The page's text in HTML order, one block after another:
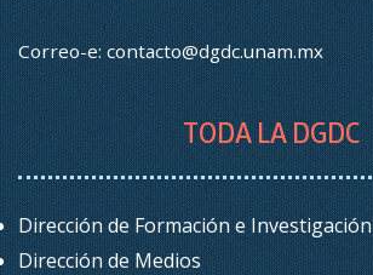
Correo-e:contacto@dgdc.unam.mx
TODA LA DGDC
Dirección de Formación e Investigación
Dirección de Medios